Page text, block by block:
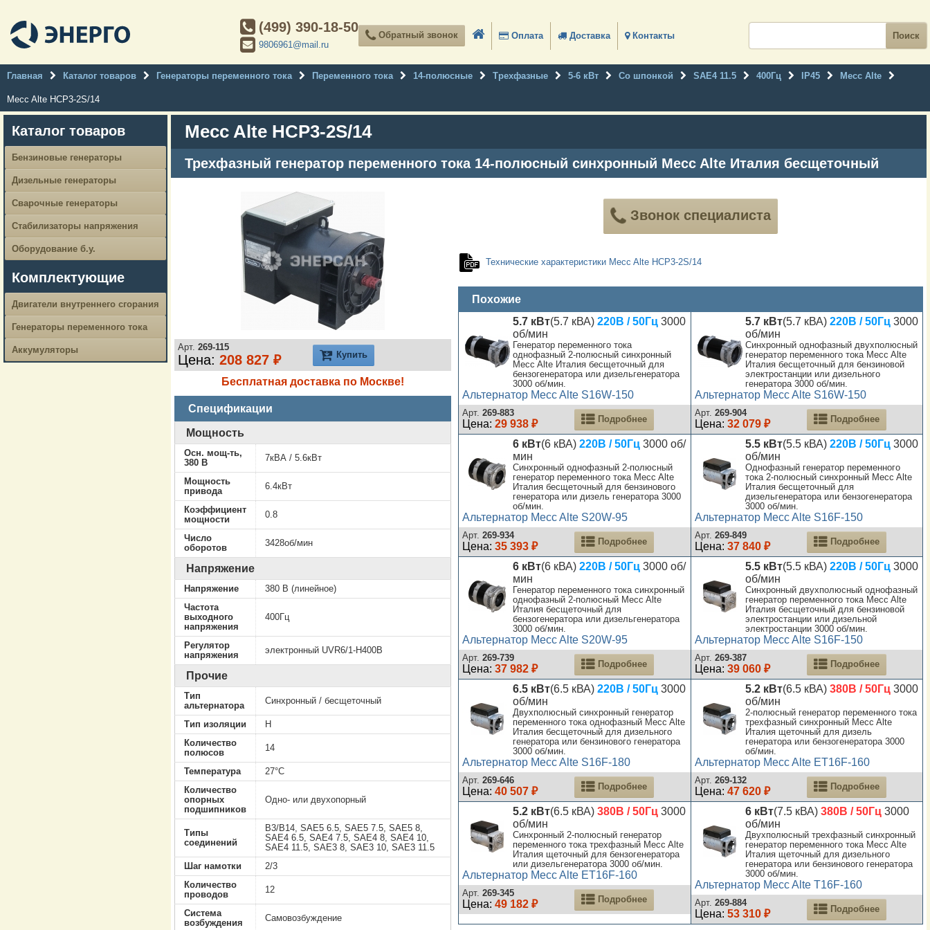
(499) 390-18-50
9806961@mail.ru
Обратный звонок Оплата Доставка Контакты
Главная Каталог товаров Генераторы переменного тока Переменного тока 14-полюсные Трехфазные 5-6 кВт Со шпонкой SAE4 11.5 400Гц IP45 Mecc Alte
Mecc Alte HCP3-2S/14
Каталог товаров
Бензиновые генераторы
Дизельные генераторы
Сварочные генераторы
Стабилизаторы напряжения
Оборудование б.у.
Комплектующие
Двигатели внутреннего сгорания
Генераторы переменного тока
Аккумуляторы
Mecc Alte HCP3-2S/14
Трехфазный генератор переменного тока 14-полюсный синхронный Mecc Alte Италия бесщеточный
Арт. 269-115
Цена: 208 827 ₽ Купить
Бесплатная доставка по Москве!
Спецификации
Мощность
Осн. мощ-ть,
380 В
7кВА / 5.6кВт
Мощность
привода
6.4кВт
Коэффициент
мощности
0.8
Число
оборотов
3428об/мин
Напряжение
Напряжение
380 В (линейное)
Частота
выходного
напряжения
400Гц
Регулятор
напряжения
электронный UVR6/1-H400B
Прочие
Тип
альтернатора
Cинхронный / бесщеточный
Тип изоляции
H
Количество
полюсов
14
Температура
27°C
Количество
опорных
подшипников
Одно- или двухопорный
Типы
соединений
B3/B14, SAE5 6.5, SAE5 7.5, SAE5 8,
SAE4 6.5, SAE4 7.5, SAE4 8, SAE4 10,
SAE4 11.5, SAE3 8, SAE3 10, SAE3 11.5
Шаг намотки
2/3
Количество
проводов
12
Система
возбуждения
Самовозбуждение
Звонок специалиста
Технические характеристики Mecc Alte HCP3-2S/14
Похожие
5.7 кВт(5.7 кВА) 220В / 50Гц 3000
об/мин
Генератор переменного тока
однофазный 2-полюсный синхронный
Mecc Alte Италия бесщеточный для
бензогенератора или дизельгенератора
3000 об/мин.
Альтернатор Mecc Alte S16W-150
Арт. 269-883
Цена: 29 938 ₽ Подробнее
5.7 кВт(5.7 кВА) 220В / 50Гц3000
об/мин
Синхронный однофазный двухполюсный
генератор переменного тока Mecc Alte
Италия бесщеточный для бензиновой
электростанции или дизельного
генератора 3000 об/мин.
Альтернатор Mecc Alte S16W-150
Арт. 269-904
Цена: 32 079 ₽ Подробнее
6 кВт(6 кВА) 220В / 50Гц 3000 об/
мин
Синхронный однофазный 2-полюсный
генератор переменного тока Mecc Alte
Италия бесщеточный для бензинового
генератора или дизель генератора 3000
об/мин.
Альтернатор Mecc Alte S20W-95
Арт. 269-934
Цена: 35 393 ₽ Подробнее
5.5 кВт(5.5 кВА) 220В / 50Гц3000
об/мин
Однофазный генератор переменного
тока 2-полюсный синхронный Mecc Alte
Италия бесщеточный для
дизельгенератора или бензогенератора
3000 об/мин.
Альтернатор Mecc Alte S16F-150
Арт. 269-849
Цена: 37 840 ₽ Подробнее
6 кВт(6 кВА) 220В / 50Гц 3000 об/
мин
Генератор переменного тока синхронный
однофазный 2-полюсный Mecc Alte
Италия бесщеточный для
бензогенератора или дизельгенератора
3000 об/мин.
Альтернатор Mecc Alte S20W-95
Арт. 269-739
Цена: 37 982 ₽ Подробнее
5.5 кВт(5.5 кВА) 220В / 50Гц3000
об/мин
Синхронный двухполюсный однофазный
генератор переменного тока Mecc Alte
Италия бесщеточный для бензиновой
электростанции или дизельной
электростанции 3000 об/мин.
Альтернатор Mecc Alte S16F-150
Арт. 269-387
Цена: 39 060 ₽ Подробнее
6.5 кВт(6.5 кВА) 220В / 50Гц 3000
об/мин
Двухполюсный синхронный генератор
переменного тока однофазный Mecc Alte
Италия бесщеточный для дизельного
генератора или бензинового генератора
3000 об/мин.
Альтернатор Mecc Alte S16F-180
Арт. 269-646
Цена: 40 507 ₽ Подробнее
5.2 кВт(6.5 кВА) 380В / 50Гц3000
об/мин
2-полюсный генератор переменного тока
трехфазный синхронный Mecc Alte
Италия щеточный для дизель
генератора или бензогенератора 3000
об/мин.
Альтернатор Mecc Alte ET16F-160
Арт. 269-132
Цена: 47 620 ₽ Подробнее
5.2 кВт(6.5 кВА) 380В / 50Гц 3000
об/мин
Синхронный 2-полюсный генератор
переменного тока трехфазный Mecc Alte
Италия щеточный для бензогенератора
или дизельгенератора 3000 об/мин.
Альтернатор Mecc Alte ET16F-160
Арт. 269-345
Цена: 49 182 ₽ Подробнее
6 кВт(7.5 кВА) 380В / 50Гц3000
об/мин
Двухполюсный трехфазный синхронный
генератор переменного тока Mecc Alte
Италия щеточный для дизельного
генератора или бензинового генератора
3000 об/мин.
Альтернатор Mecc Alte T16F-160
Арт. 269-884
Цена: 53 310 ₽ Подробнее